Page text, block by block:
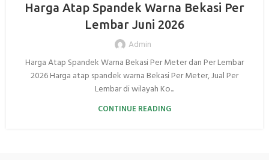
Harga Atap Spandek Warna Bekasi Per
Lembar Juni 2026
Admin
Harga Atap Spandek Warna Bekasi Per Meter dan Per Lembar
2026 Harga atap spandek warna Bekasi Per Meter, Jual Per
Lembar di wilayah Ko...
CONTINUE READING